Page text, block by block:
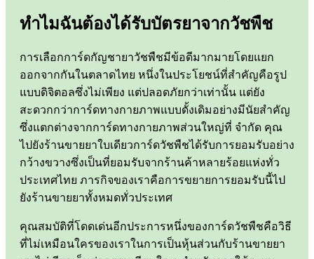
ทำไมฉันต้องได้รับบัตรยาจากวัชพืช
การเลือกการ์ดกัญชายาวัชพืชมีข้อดีมากมายโดยแยก
ออกจากกันในตลาดไทย หนึ่งในประโยชน์ที่สำคัญคือรูป
แบบดิจิตอลซึ่งไม่เพียง แต่ปลอดภัยกว่าเท่านั้น แต่ยัง
สะดวกกว่าการ์ดทางกายภาพแบบดั้งเดิมอย่างมีนัยสำคัญ
ซึ่งแตกต่างจากการ์ดทางกายภาพส่วนใหญ่ที่ จำกัด คุณ
ไปยังร้านขายยาใบเดียวการ์ดวัชพืชได้รับการยอมรับอย่าง
กว้างขวางซึ่งเป็นที่ยอมรับจากร้านค้าหลายร้อยแห่งทั่ว
ประเทศไทย ภารกิจของเราคือการขยายการยอมรับนี้ไป
ยังร้านขายยาทั้งหมดทั่วประเทศ
คุณสมบัติที่โดดเด่นอีกประการหนึ่งของการ์ดวัชพืชคือวิธี
ที่ไม่เหมือนใครของเราในการเป็นหุ้นส่วนกับร้านขายยา